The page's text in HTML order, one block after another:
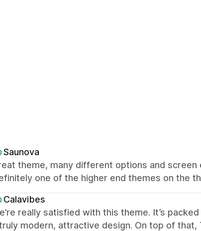
Saunova
theme, many different options and
one of the higher end themes on the
Calavibes
really satisfied with this theme. It’s
modern, attractive design. On top of